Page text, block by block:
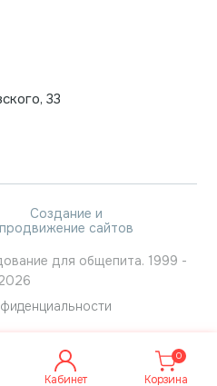
Кабинет
0
Корзина
33
Создание и
продвижение сайтов
для общепита. 1999 -